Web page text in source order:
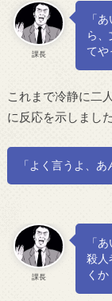
課長
「
ら
てや
これまで冷静に二
に反応を示しました
「よく言うよ、あ
課長
「
殺人
くか